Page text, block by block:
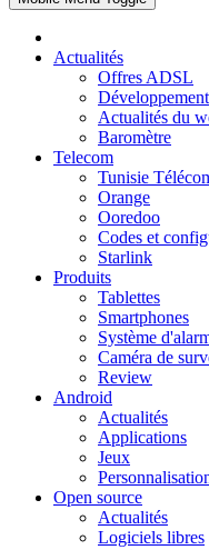
Actualités
Offres ADSL
Développement
Actualités du
Baromètre
Telecom
Tunisie
Orange
Ooredoo
Codes et
Starlink
Produits
Tablettes
Smartphones
Système
Caméra de
Review
Android
Actualités
Applications
Jeux
Open source
Actualités
Logiciels libres